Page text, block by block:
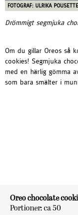
FOTOGRAF: ULRIKA POUSETTE
Drömmigt segmjuka
Om du gillar Oreos så
cookies! Segmjuka
med en härlig gömma
som bara smälter i
Oreo chocolate
Portioner: ca 50